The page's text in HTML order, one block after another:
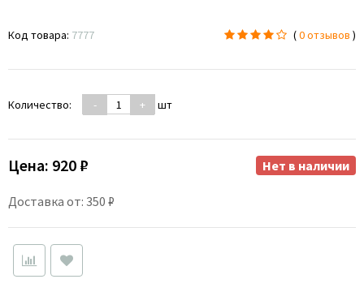
Код товара: 7777 (0 отзывов )
Количество: - + шт
Цена: 920 ₽
Доставка от: 350 ₽
Нет в наличии